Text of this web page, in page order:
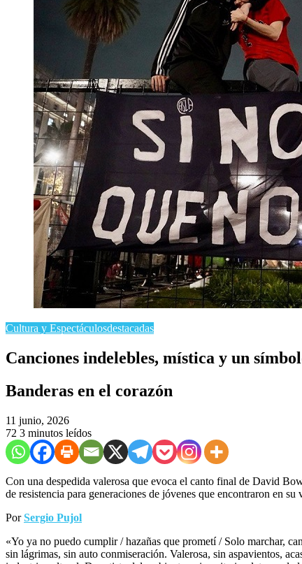
Cultura y Espectáculosdestacadas
​Canciones indelebles, mística y un
Banderas en el corazón
11 junio, 2026
72 3 minutos leídos
Con una despedida valerosa que evoca el canto final de David
de resistencia para generaciones de jóvenes que encontraron en
PorSergio Pujol
«Yo ya no puedo cumplir / hazañas que prometí / Solo marchar,
sin lágrimas, sin auto conmiseración. Valerosa, sin aspavientos,